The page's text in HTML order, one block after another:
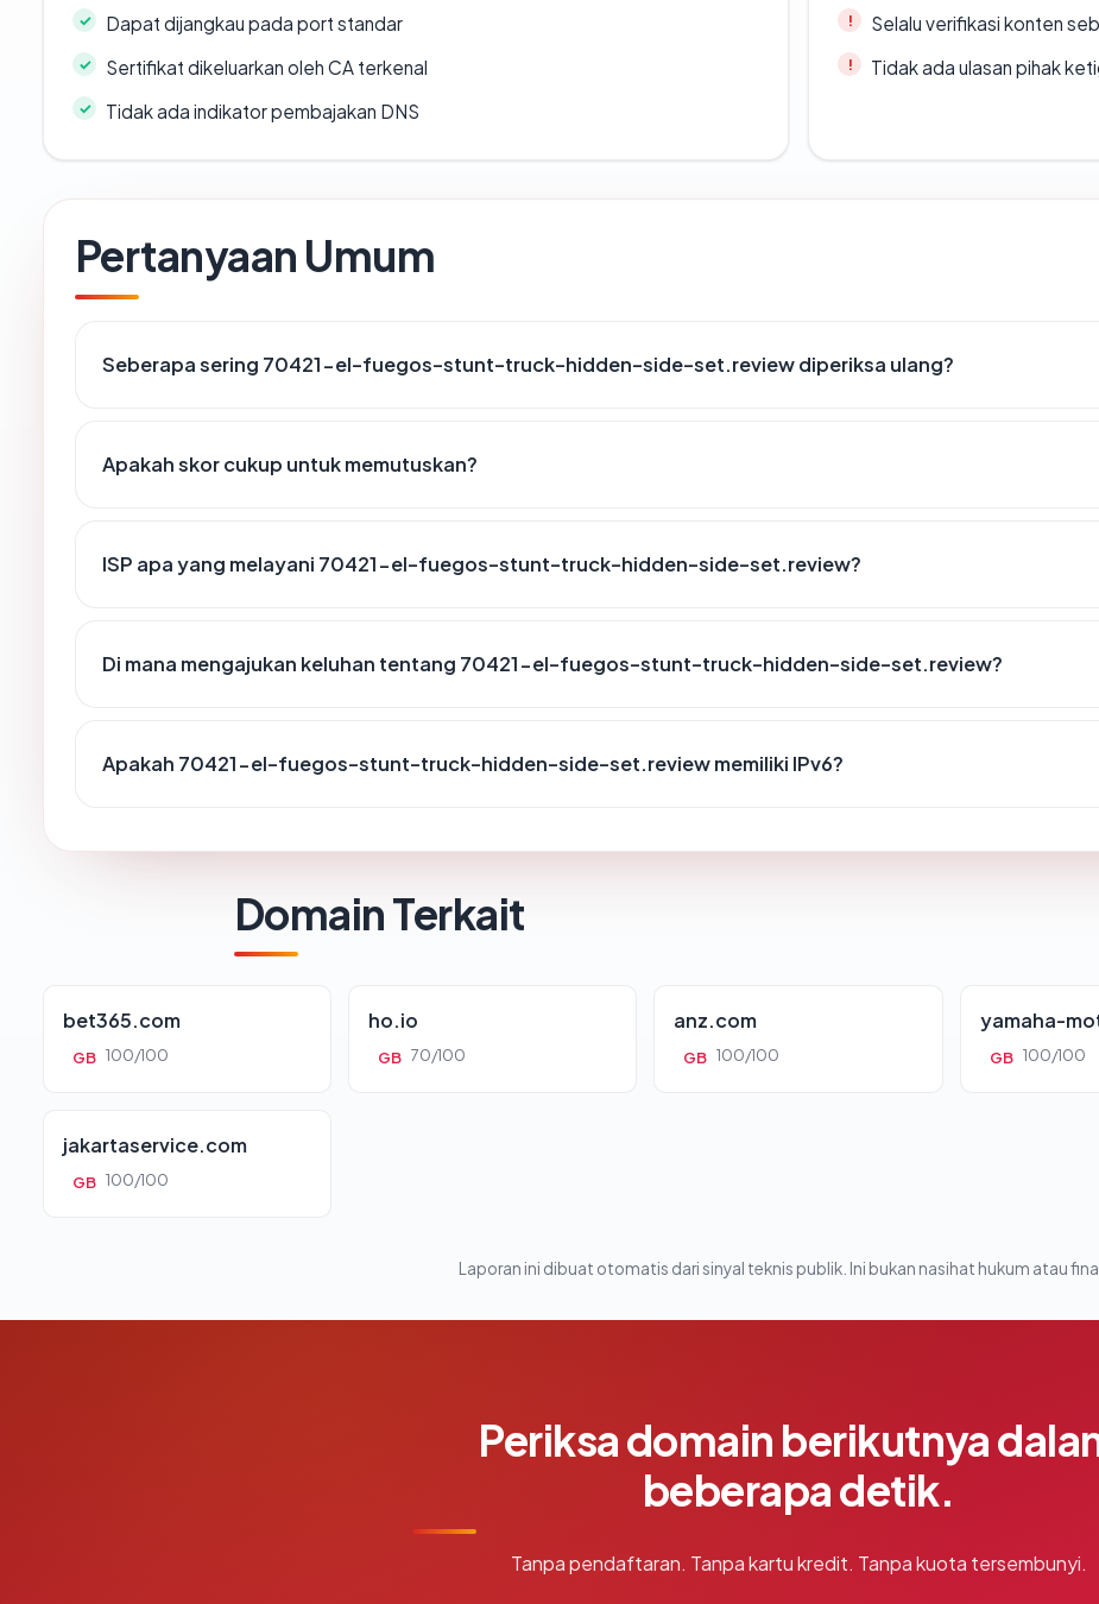
Dapat dijangkau pada port standar
Sertifikat dikeluarkan oleh CA terkenal
Tidak ada indikator pembajakan DNS
Selalu verifikasi konten
Tidak ada ulasan pihak
Pertanyaan Umum
Seberapa sering 70421-el-fuegos-stunt-truck-hidden-side-set.review diperiksa ulang?
Apakah skor cukup untuk memutuskan?
ISP apa yang melayani 70421-el-fuegos-stunt-truck-hidden-side-set.review?
Di mana mengajukan keluhan tentang 70421-el-fuegos-stunt-truck-hidden-side-set.review?
Apakah 70421-el-fuegos-stunt-truck-hidden-side-set.review memiliki IPv6?
Domain Terkait
bet365.com
GB 100/100
ho.io
GB 70/100
anz.com
GB 100/100
yamaha-
GB 100/100
jakartaservice.com
GB 100/100
Laporan ini dibuat otomatis dari sinyal teknis publik. Ini bukan nasihat hukum atau
Periksa domain berikutnya
beberapa detik.
Tanpa pendaftaran. Tanpa kartu kredit. Tanpa kuota tersembunyi.